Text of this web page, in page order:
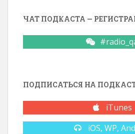
ЧАТ ПОДКАСТА —
ПОДПИСАТЬСЯ НА
iTunes
iOS, WP,